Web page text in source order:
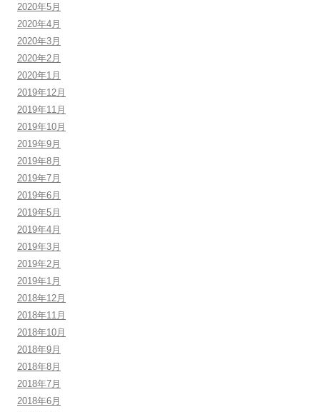
2020年5月
2020年4月
2020年3月
2020年2月
2020年1月
2019年12月
2019年11月
2019年10月
2019年9月
2019年8月
2019年7月
2019年6月
2019年5月
2019年4月
2019年3月
2019年2月
2019年1月
2018年12月
2018年11月
2018年10月
2018年9月
2018年8月
2018年7月
2018年6月